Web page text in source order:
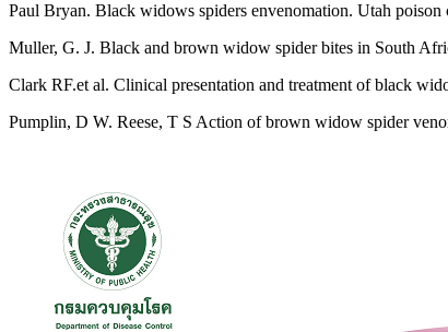
Paul Bryan. Black widows spiders envenomation. Utah
Muller, G. J. Black and brown widow spider bites in South
Clark RF.et al. Clinical presentation and treatment of black
Pumplin, D W. Reese, T S Action of brown widow spider